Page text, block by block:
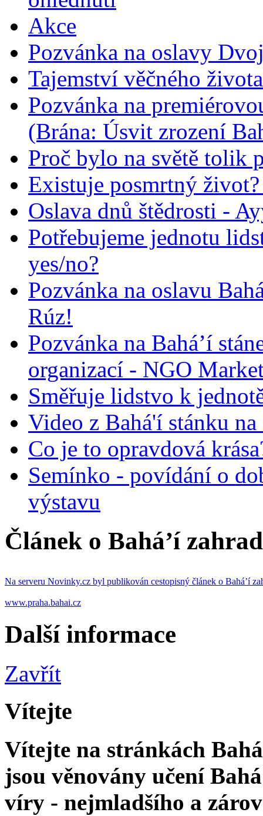
Akce
Pozvánka na oslavy
Tajemství věčného života
Pozvánka na
(Brána: Úsvit zrození
Proč bylo na světě tolik
Existuje posmrtný
Oslava dnů štědrosti -
Potřebujeme jednotu
yes/no?
Pozvánka na oslavu
Rúz!
Pozvánka na Bahá’í
organizací - NGO
Směřuje lidstvo k
Video z Bahá'í stánku
Co je to opravdová
Semínko - povídání o
výstavu
Článek o Bahá’í
Na serveru Novinky.cz byl publikován cestopisný článek o Bahá’í
www.praha.bahai.cz
Další informace
Zavřít
Vítejte
Vítejte na stránkách
jsou věnovány učení
víry - nejmladšího a